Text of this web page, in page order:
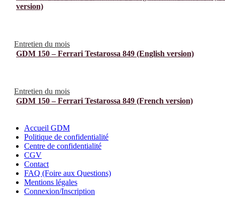
version)
Entretien du mois
GDM 150 – Ferrari Testarossa 849 (English version)
Entretien du mois
GDM 150 – Ferrari Testarossa 849 (French version)
Accueil GDM
Politique de confidentialité
Centre de confidentialité
CGV
Contact
FAQ (Foire aux Questions)
Mentions légales
Connexion/Inscription